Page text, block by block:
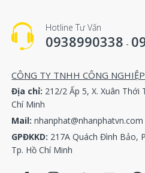
Lọc gió, lọc khí / Air filter
Máy nén khí Atlas Copco
GA22
Lọc tách nhớt / Separator
Hotline Tư Vấn
0938990338 -
CÔNG TY TNHH CÔNG
Địa chỉ: 212/2 Ấp 5, X. Xuân
Chí Minh
Mail:nhanphat@nhanphatvn.com
GPĐKKD: 217A Quách Đình Bảo,
Tp. Hồ Chí Minh